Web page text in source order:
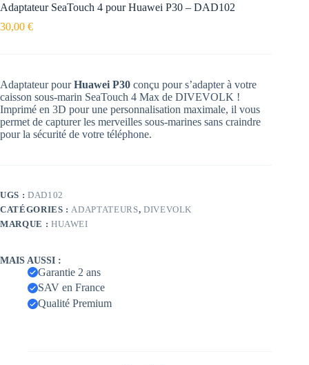
Adaptateur SeaTouch 4 pour Huawei P30 – DAD102
30,00 €
Adaptateur pourHuawei P30 conçu pour s’adapter à votre
caisson sous-marin SeaTouch 4 Max de DIVEVOLK !
Imprimé en 3D pour une personnalisation maximale, il vous
permet de capturer les merveilles sous-marines sans craindre
pour la sécurité de votre téléphone.
UGS : DAD102
CATÉGORIES : ADAPTATEURS, DIVEVOLK
MARQUE : HUAWEI
MAIS AUSSI :
Garantie 2 ans
SAV en France
Qualité Premium